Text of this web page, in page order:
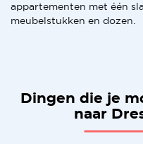
appartementen met één
meubelstukken en dozen.
Dingen die je
naar